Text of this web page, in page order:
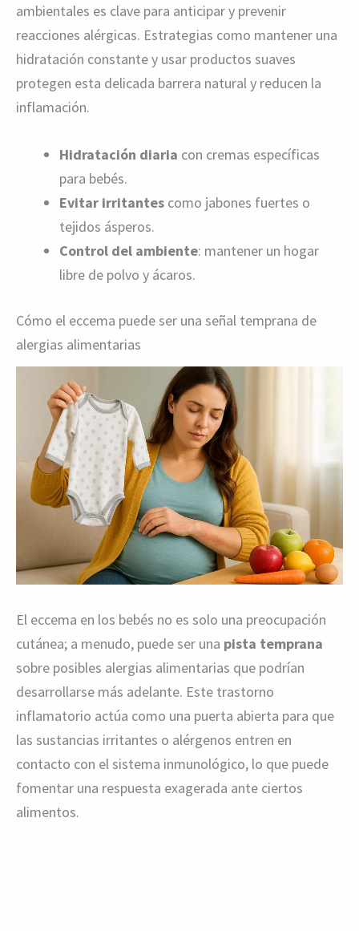
ambientales es clave para anticipar y prevenir
reacciones alérgicas. Estrategias como mantener una
hidratación constante y usar productos suaves
protegen esta delicada barrera natural y reducen la
inflamación.
Hidratación diaria con cremas específicas
para bebés.
Evitar irritantes como jabones fuertes o
tejidos ásperos.
Control del ambiente: mantener un hogar
libre de polvo y ácaros.
Cómo el eccema puede ser una señal temprana de
alergias alimentarias
El eccema en los bebés no es solo una preocupación
cutánea; a menudo, puede ser una pista temprana
sobre posibles alergias alimentarias que podrían
desarrollarse más adelante. Este trastorno
inflamatorio actúa como una puerta abierta para que
las sustancias irritantes o alérgenos entren en
contacto con el sistema inmunológico, lo que puede
fomentar una respuesta exagerada ante ciertos
alimentos.